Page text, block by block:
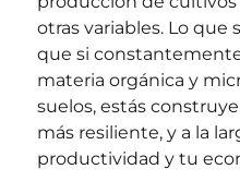
otras variables. Lo que
que si
materia orgánica y
suelos, estás
más resiliente, y a la
productividad y tu